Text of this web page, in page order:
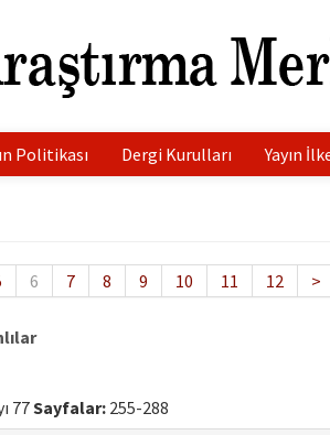
Politikası Dergi Kurulları Yayın
6 7 8 9 10 11 12 >
77Sayfalar: 255-288